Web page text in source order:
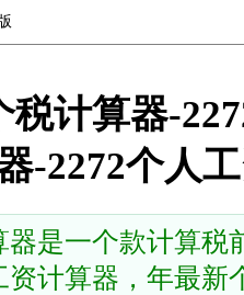
税计算器-
-2272个人
器是一个款计算税
资计算器，年最新